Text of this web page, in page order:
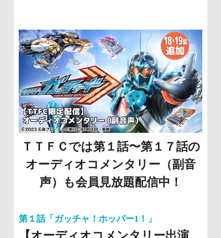
ＴＴＦＣでは第１話〜第１７話の
オーディオコメンタリー（副音
声）も会員見放題配信中！
第１話「ガッチャ！ホッパー1！」